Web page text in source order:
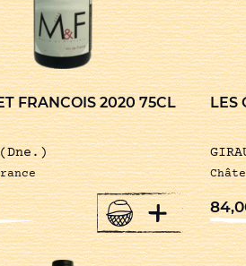
FRANCOIS 2020 75CL
(Dne.)
+
LES